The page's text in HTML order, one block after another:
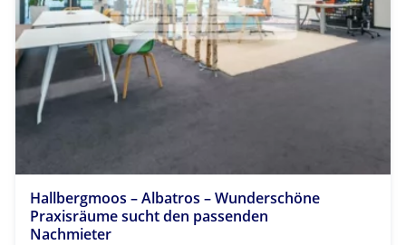
Hallbergmoos – Albatros – Wunderschöne
Praxisräume sucht den passenden
Nachmieter